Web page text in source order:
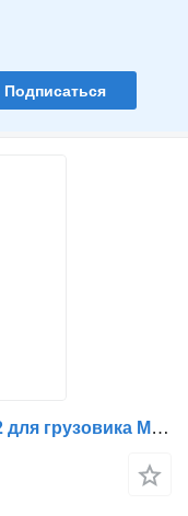
Подписаться
Панорамная крыша A9608300142 для грузовика Mercedes-Benz